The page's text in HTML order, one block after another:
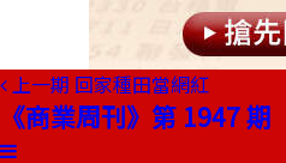
上一期 回家種田當網紅
《商業周刊》第 1947 期